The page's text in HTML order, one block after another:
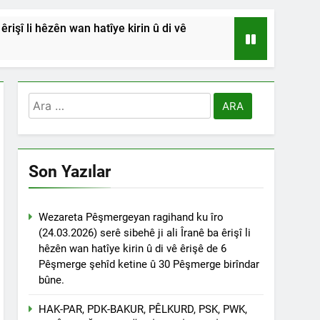
li hêzên wan hatîye kirin û di vê
‘’Kadı Muhammed ve
Emniyetinde ifade verdi.
haklarından vaz geçmesini isteyenlere
Genel Başkan Düzgün Kaplan’da
konferansının birinci oturumunda
Bülent Küçük ülkede ve ortadoğu’da
Arama:
Son Yazılar
Wezareta Pêşmergeyan ragihand ku îro
(24.03.2026) serê sibehê ji ali Îranê ba êrişî li
hêzên wan hatîye kirin û di vê êrişê de 6
Pêşmerge şehîd ketine û 30 Pêşmerge birîndar
bûne.
HAK-PAR, PDK-BAKUR, PÊLKURD, PSK, PWK,